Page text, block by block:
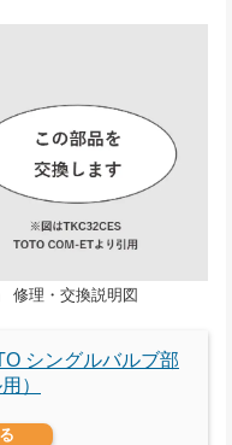
修理・交換説明図
シングルバルブ部
）